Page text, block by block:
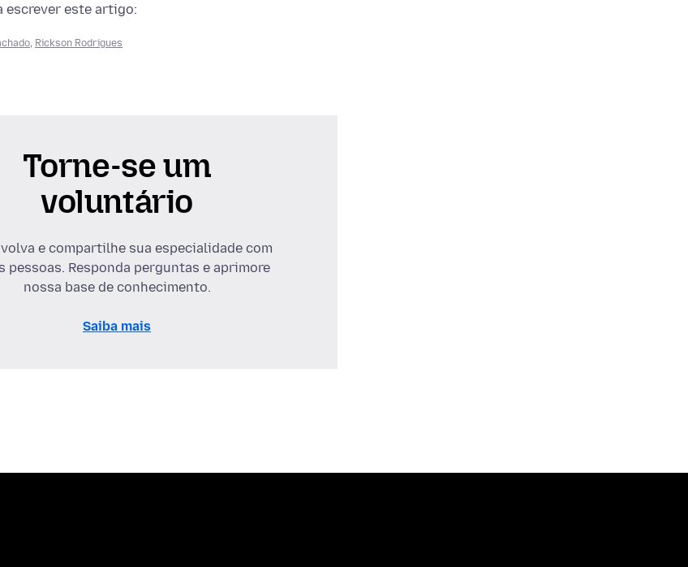
escrever este artigo:
Rickson Rodrigues
Torne-se um
voluntário
e compartilhe sua especialidade com
pessoas. Responda perguntas e aprimore
nossa base de conhecimento.
Saiba mais